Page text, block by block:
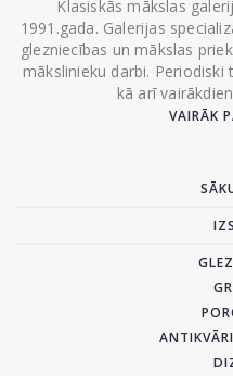
Klasiskās mākslas
1991.gada. Galerijas
glezniecības un mākslas
mākslinieku darbi.
kā arī
VAIRĀK